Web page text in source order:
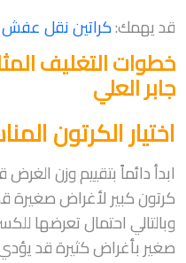
قد يهمك:كراتين نقل
خطوات التغليف
جابر العلي
اختيار الكرتون
ابدأ دائماً بتقييم وزن
كرتون كبير لأغراض صغيرة
وبالتالي احتمال تعرضها
صغير بأغراض كثيرة قد يؤدي